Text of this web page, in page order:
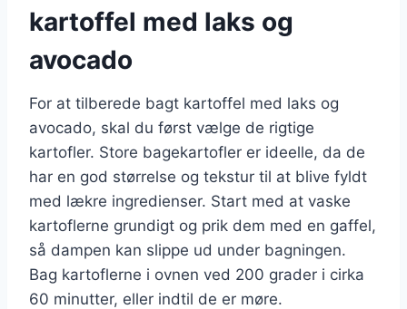
kartoffel med laks og
avocado
For at tilberede bagt kartoffel med laks og
avocado, skal du først vælge de rigtige
kartofler. Store bagekartofler er ideelle, da de
har en god størrelse og tekstur til at blive fyldt
med lækre ingredienser. Start med at vaske
kartoflerne grundigt og prik dem med en gaffel,
så dampen kan slippe ud under bagningen.
Bag kartoflerne i ovnen ved 200 grader i cirka
60 minutter, eller indtil de er møre.